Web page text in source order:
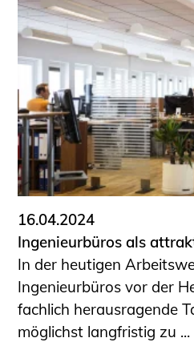
16.04.2024
Ingenieurbüros als
In der heutigen
Ingenieurbüros vor der
fachlich herausragende
möglichst langfristig zu ...